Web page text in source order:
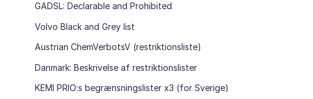
GADSL: Declarable and Prohibited
Volvo Black and Grey list
Austrian ChemVerbotsV (restriktionsliste)
Danmark: Beskrivelse af restriktionslister
KEMI PRIO:s begrænsningslister x3 (for Sverige)